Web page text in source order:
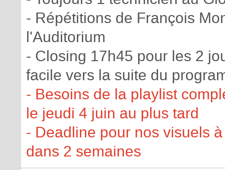
- Répétitions de François
l'Auditorium
- Closing 17h45 pour les 2
facile vers la suite du
- Besoins de la playlist
le jeudi 4 juin au plus tard
- Deadline pour nos visuels
dans 2 semaines